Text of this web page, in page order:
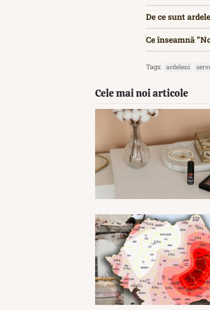
De ce sunt
Ce înseamnă
Tags: ardeleni
Cele mai noi articole